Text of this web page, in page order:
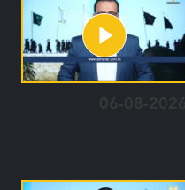
06-08-2026